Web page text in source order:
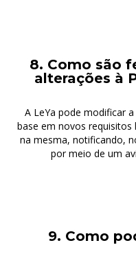
8. Como são
alterações à
A LeYa pode modificar
base em novos requisitos
na mesma, notificando,
por meio de um
9. Como